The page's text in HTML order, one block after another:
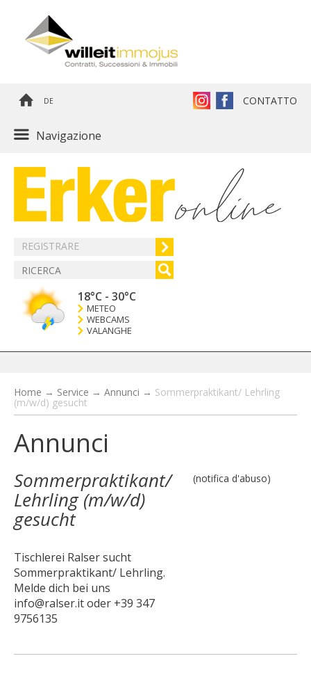
DE CONTATTO
Navigazione
REGISTRARE
18°C - 30°C
METEO
WEBCAMS
VALANGHE
Home → Service → Annunci → Sommerpraktikant/ Lehrling
(m/w/d) gesucht
Annunci
Sommerpraktikant/
Lehrling (m/w/d)
gesucht
Tischlerei Ralser sucht
Sommerpraktikant/ Lehrling.
Melde dich bei uns
info@ralser.it oder +39 347
9756135
(notifica d'abuso)